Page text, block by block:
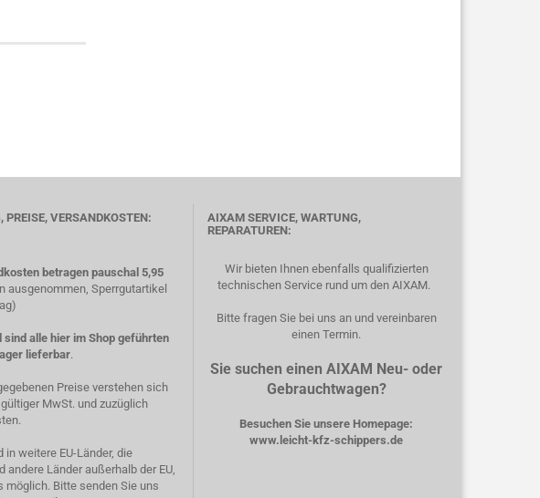
PREISE, VERSANDKOSTEN:
betragen pauschal 5,95
ausgenommen, Sperrgutartikel
sind alle hier im Shop geführten
lieferbar.
Preise verstehen sich
MwSt. und zuzüglich
in weitere EU-Länder, die
andere Länder außerhalb der EU,
möglich. Bitte senden Sie uns
AIXAM SERVICE, WARTUNG,
REPARATUREN:
Wir bieten Ihnen ebenfalls qualifizierten
technischen Service rund um den AIXAM.
Bitte fragen Sie bei uns an und vereinbaren
einen Termin.
Sie suchen einen AIXAM Neu- oder
Gebrauchtwagen?
Besuchen Sie unsere Homepage:
www.leicht-kfz-schippers.de